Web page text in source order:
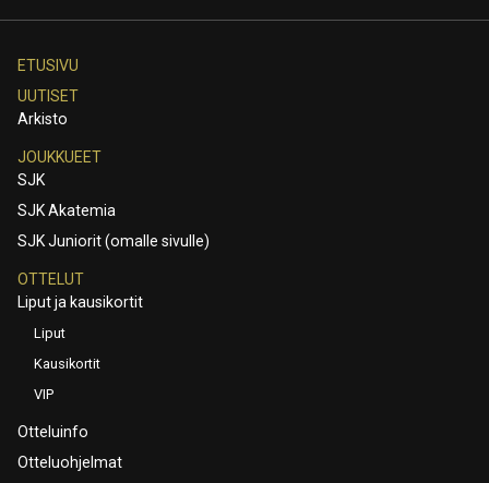
ETUSIVU
UUTISET
Arkisto
JOUKKUEET
SJK
SJK Akatemia
SJK Juniorit (omalle sivulle)
OTTELUT
Liput ja kausikortit
Liput
Kausikortit
VIP
Otteluinfo
Otteluohjelmat